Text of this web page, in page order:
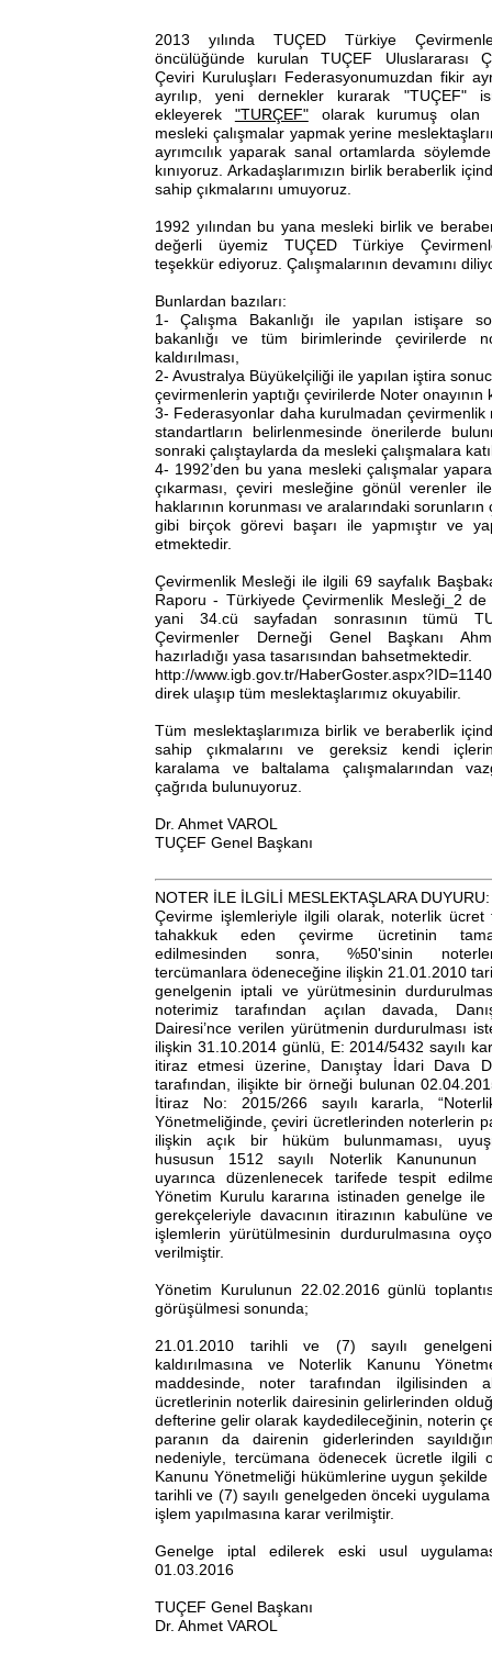
2013 yılında TUÇED Türkiye
öncülüğünde kurulan TUÇEF Uluslararası
Çeviri Kuruluşları Federasyonumuzdan fikir
ayrılıp, yeni dernekler kurarak "TUÇEF"
ekleyerek "TURÇEF"olarak kurumuş olan
mesleki çalışmalar yapmak yerine
ayrımcılık yaparak sanal ortamlarda söylemde
kınıyoruz. Arkadaşlarımızın birlik beraberlik
sahip çıkmalarını umuyoruz.
1992 yılından bu yana mesleki birlik ve
değerli üyemiz TUÇED Türkiye
teşekkür ediyoruz. Çalışmalarının devamını
Bunlardan bazıları:
1- Çalışma Bakanlığı ile yapılan istişare
bakanlığı ve tüm birimlerinde çevirilerde
kaldırılması,
2- Avustralya Büyükelçiliği ile yapılan iştira
çevirmenlerin yaptığı çevirilerde Noter onayının
3- Federasyonlar daha kurulmadan çevirmenlik
standartların belirlenmesinde önerilerde
sonraki çalıştaylarda da mesleki çalışmalara
4- 1992’den bu yana mesleki çalışmalar
çıkarması, çeviri mesleğine gönül verenler
haklarının korunması ve aralarındaki sorunların
gibi birçok görevi başarı ile yapmıştır ve
etmektedir.
Çevirmenlik Mesleği ile ilgili 69 sayfalık
Raporu - Türkiyede Çevirmenlik Mesleği_2 de
yani 34.cü sayfadan sonrasının tümü
Çevirmenler Derneği Genel Başkanı
hazırladığı yasa tasarısından bahsetmektedir.
http://www.igb.gov.tr/
direk ulaşıp tüm meslektaşlarımız okuyabilir.
Tüm meslektaşlarımıza birlik ve beraberlik
sahip çıkmalarını ve gereksiz kendi
karalama ve baltalama çalışmalarından
çağrıda bulunuyoruz.
Dr. Ahmet VAROL
TUÇEF Genel Başkanı
NOTER İLE İLGİLİ MESLEKTAŞLARA DUYURU:
Çevirme işlemleriyle ilgili olarak, noterlik ücret
tahakkuk eden çevirme ücretinin
edilmesinden sonra, %50'sinin
tercümanlara ödeneceğine ilişkin 21.01.2010
genelgenin iptali ve yürütmesinin
noterimiz tarafından açılan davada,
Dairesi’nce verilen yürütmenin durdurulması
ilişkin 31.10.2014 günlü, E: 2014/5432 sayılı
itiraz etmesi üzerine, Danıştay İdari Dava
tarafından, ilişikte bir örneği bulunan
İtiraz No: 2015/266 sayılı kararla,
Yönetmeliğinde, çeviri ücretlerinden noterlerin
ilişkin açık bir hüküm bulunmaması,
hususun 1512 sayılı Noterlik Kanununun
uyarınca düzenlenecek tarifede tespit
Yönetim Kurulu kararına istinaden genelge ile
gerekçeleriyle davacının itirazının kabulüne
işlemlerin yürütülmesinin durdurulmasına
verilmiştir.
Yönetim Kurulunun 22.02.2016 günlü
görüşülmesi sonunda;
21.01.2010 tarihli ve (7) sayılı
kaldırılmasına ve Noterlik Kanunu
maddesinde, noter tarafından ilgilisinden
ücretlerinin noterlik dairesinin gelirlerinden
defterine gelir olarak kaydedileceğinin, noterin
paranın da dairenin giderlerinden
nedeniyle, tercümana ödenecek ücretle ilgili
Kanunu Yönetmeliği hükümlerine uygun
tarihli ve (7) sayılı genelgeden önceki
işlem yapılmasına karar verilmiştir.
Genelge iptal edilerek eski usul
01.03.2016
TUÇEF Genel Başkanı
Dr. Ahmet VAROL